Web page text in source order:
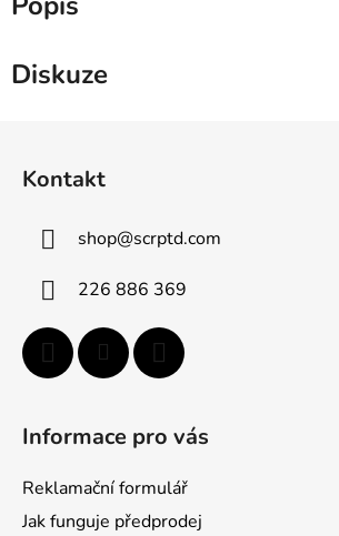
Diskuze
Kontakt
shop@scrptd.com
226 886 369
Informace pro vás
Reklamační formulář
Jak funguje předprodej